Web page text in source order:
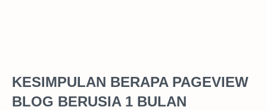
KESIMPULAN BERAPA PAGEVIEW
BLOG BERUSIA 1 BULAN